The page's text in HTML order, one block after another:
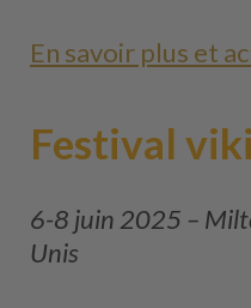
En savoir plus et
Festival
6-8 juin 2025 –
Unis